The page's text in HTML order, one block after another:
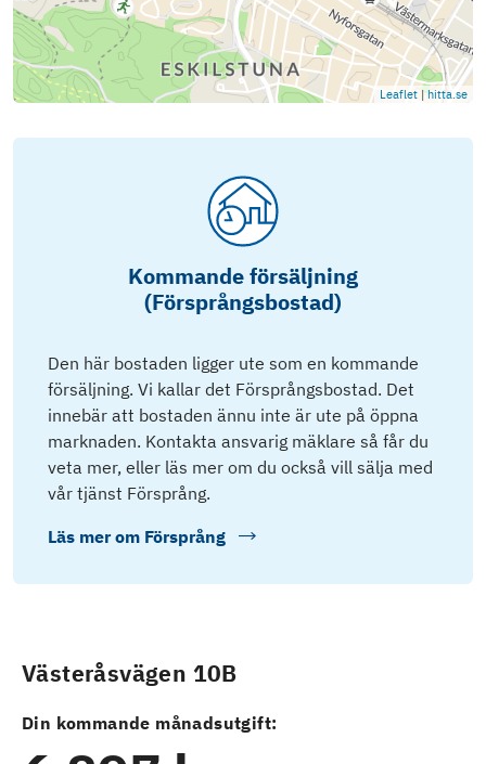
Leaflet | hitta.se
Kommande försäljning
(Försprångsbostad)
Den här bostaden ligger ute som en kommande
försäljning. Vi kallar det Försprångsbostad. Det
innebär att bostaden ännu inte är ute på öppna
marknaden. Kontakta ansvarig mäklare så får du
veta mer, eller läs mer om du också vill sälja med
vår tjänst Försprång.
Läs mer om Försprång
Västeråsvägen 10B
Din kommande månadsutgift: